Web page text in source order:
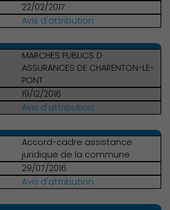
Associations et Sports
22/02/2017
Avis d'attribution
MARCHES PUBLICS D
ASSURANCES DE CHARENTON-LE-
PONT
19/12/2016
Avis d'attribution
Accord-cadre assistance
juridique de la commune
29/07/2016
Avis d'attribution